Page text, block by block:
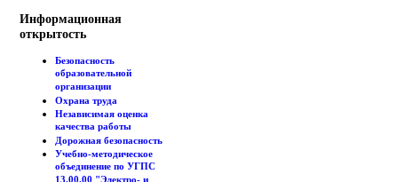
Информационная
открытость
Безопасность
образовательной
организации
Охрана труда
Независимая оценка
качества работы
Дорожная безопасность
Учебно-методическое
объединение по УГПС